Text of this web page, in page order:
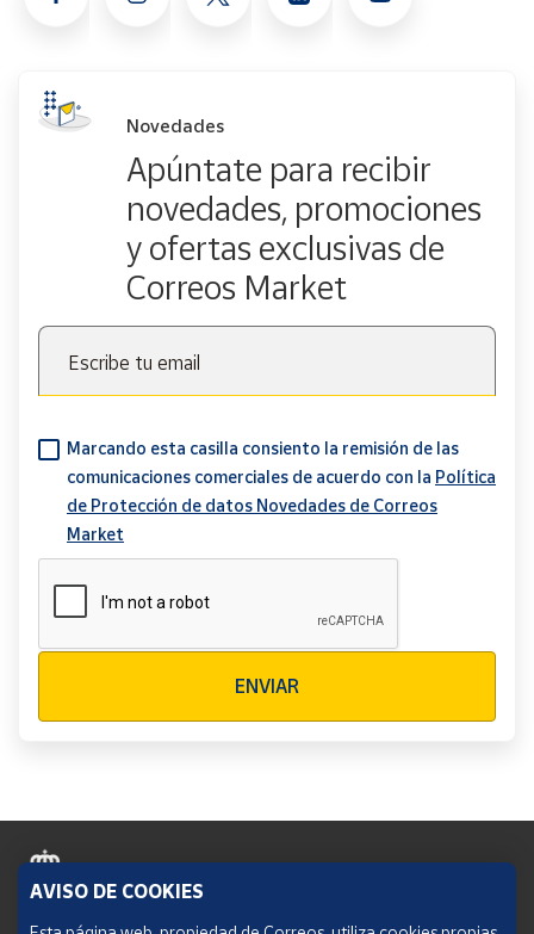
Novedades
Apúntate para recibir
novedades, promociones
y ofertas exclusivas de
Correos Market
Escribe tu email
Marcando esta casilla consiento la remisión de las
comunicaciones comerciales de acuerdo con la Política
de Protección de datos Novedades de Correos
Market
ENVIAR
Política de cookies
AVISO DE COOKIES